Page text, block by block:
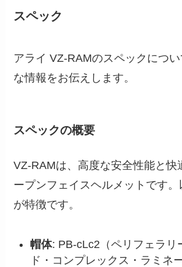
スペック
アライ VZ-RAMのスペックにつ
な情報をお伝えします。
スペックの概要
VZ-RAMは、高度な安全性能と快
ープンフェイスヘルメットです。
が特徴です。
帽体: PB-cLc2（ペリフェラリ
ド・コンプレックス・ラミネ